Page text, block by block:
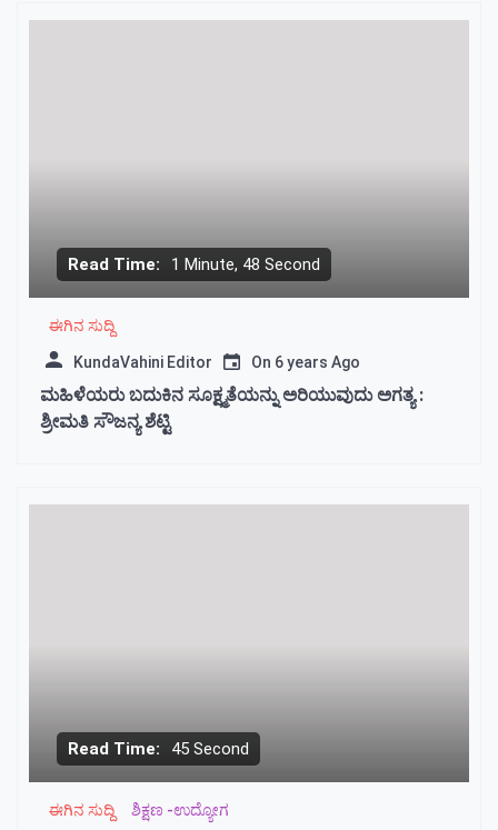
Read Time: 1 Minute, 48 Second
ಈಗಿನ ಸುದ್ದಿ
KundaVahini Editor On 6 years Ago
ಮಹಿಳೆಯರು ಬದುಕಿನ ಸೂಕ್ಷ್ಮತೆಯನ್ನು ಅರಿಯುವುದು ಅಗತ್ಯ :
ಶ್ರೀಮತಿ ಸೌಜನ್ಯ ಶೆಟ್ಟಿ
Read Time: 45 Second
ಈಗಿನ ಸುದ್ದಿ ಶಿಕ್ಷಣ -ಉದ್ಯೋಗ